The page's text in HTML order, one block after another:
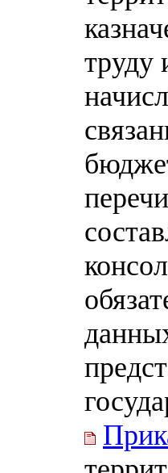
труду